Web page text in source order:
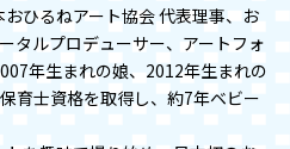
ひるねアート協会 代表理事、お
タルプロデューサー、アートフォ
年生まれの娘、2012年生まれの
育士資格を取得し、約7年ベビー